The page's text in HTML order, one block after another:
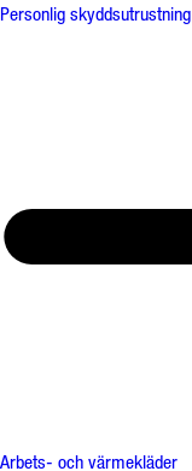
Personlig skyddsutrustning
Arbets- och värmekläder